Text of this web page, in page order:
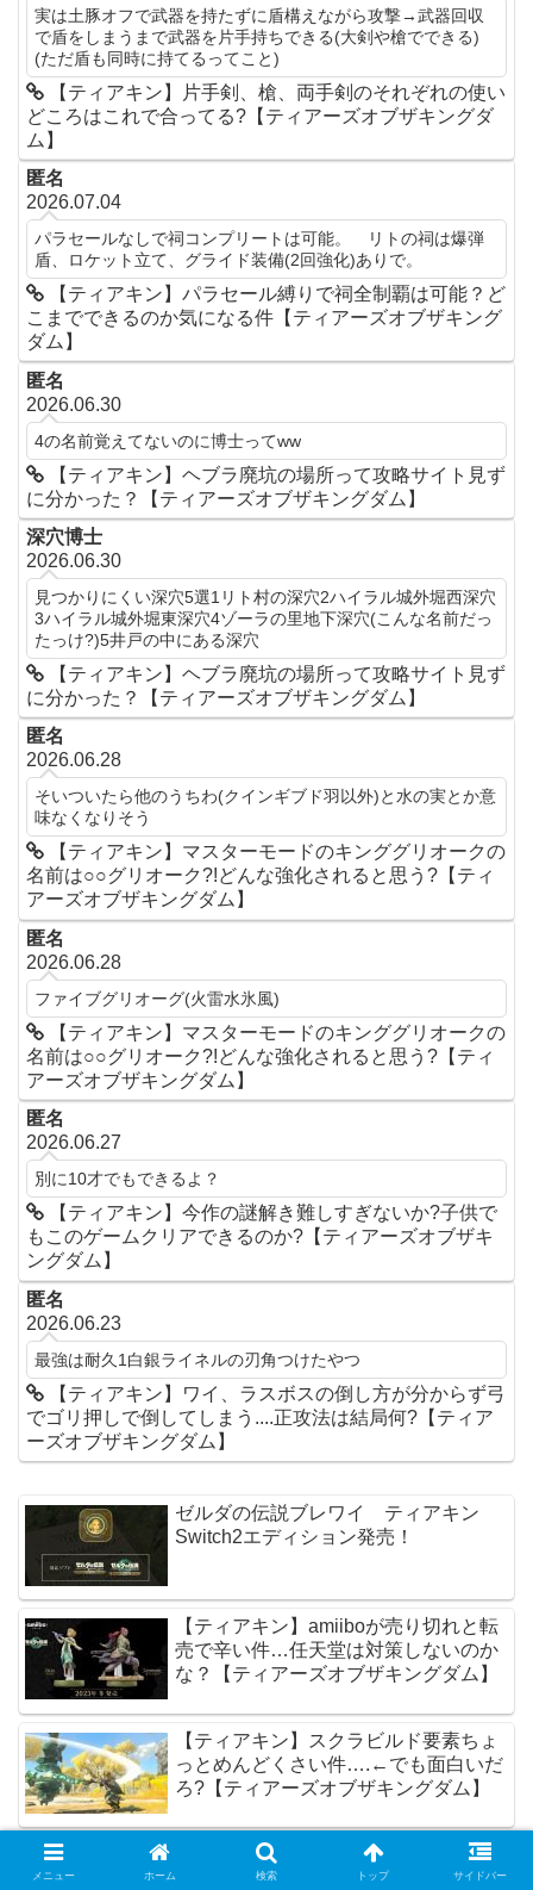
実は土豚オフで武器を持たずに盾構えながら攻撃→武器回収
で盾をしまうまで武器を片手持ちできる(大剣や槍でできる)
(ただ盾も同時に持てるってこと)
【ティアキン】片手剣、槍、両手剣のそれぞれの使い
どころはこれで合ってる?【ティアーズオブザキングダ
ム】
匿名
2026.07.04
パラセールなしで祠コンプリートは可能。 リトの祠は爆弾
盾、ロケット立て、グライド装備(2回強化)ありで。
【ティアキン】パラセール縛りで祠全制覇は可能？ど
こまでできるのか気になる件【ティアーズオブザキング
ダム】
匿名
2026.06.30
4の名前覚えてないのに博士ってww
【ティアキン】ヘブラ廃坑の場所って攻略サイト見ず
に分かった？【ティアーズオブザキングダム】
深穴博士
2026.06.30
見つかりにくい深穴5選1リト村の深穴2ハイラル城外堀西深穴
3ハイラル城外堀東深穴4ゾーラの里地下深穴(こんな名前だっ
たっけ?)5井戸の中にある深穴
【ティアキン】ヘブラ廃坑の場所って攻略サイト見ず
に分かった？【ティアーズオブザキングダム】
匿名
2026.06.28
そいついたら他のうちわ(クインギブド羽以外)と水の実とか意
味なくなりそう
【ティアキン】マスターモードのキンググリオークの
名前は○○グリオーク?!どんな強化されると思う?【ティ
アーズオブザキングダム】
匿名
2026.06.28
ファイブグリオーグ(火雷水氷風)
【ティアキン】マスターモードのキンググリオークの
名前は○○グリオーク?!どんな強化されると思う?【ティ
アーズオブザキングダム】
匿名
2026.06.27
別に10才でもできるよ？
【ティアキン】今作の謎解き難しすぎないか?子供で
もこのゲームクリアできるのか?【ティアーズオブザキ
ングダム】
匿名
2026.06.23
最強は耐久1白銀ライネルの刃角つけたやつ
【ティアキン】ワイ、ラスボスの倒し方が分からず弓
でゴリ押しで倒してしまう....正攻法は結局何?【ティア
ーズオブザキングダム】
ゼルダの伝説ブレワイ ティアキン
Switch2エディション発売！
【ティアキン】amiiboが売り切れと転
売で辛い件…任天堂は対策しないのか
な？【ティアーズオブザキングダム】
【ティアキン】スクラビルド要素ちょ
っとめんどくさい件….←でも面白いだ
ろ?【ティアーズオブザキングダム】
【ティアキン】みんなは防具は普通に
強化する派?それとも緊張感欲しいか
メニュー ホーム 検索 トップ サイドバー